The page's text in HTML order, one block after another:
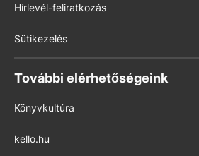
Hírlevél-feliratkozás
Sütikezelés
További elérhetőségeink
Könyvkultúra
kello.hu